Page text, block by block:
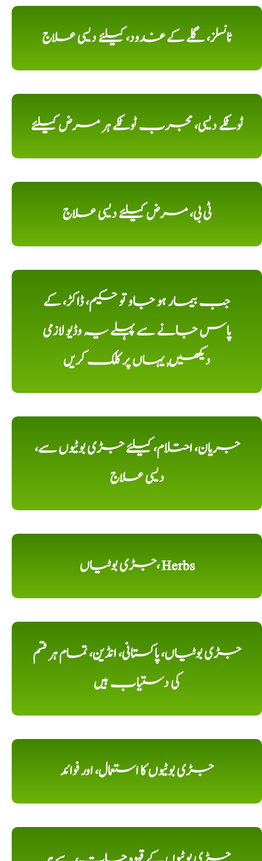
ٹانسلز، گلے کے غدود، کیلئے دیسی علاج
ٹوٹکے دیسی، مجرب ٹوٹکے ہر مرض کیلئے
ٹی بی، مرض کیلئے دیسی علاج
جب بیمار ہو جاو تو حکیم، ڈاکڑ، کے
پاس جانے سے پہلے یہ وڈیو لازمی
دیکھیں, یہاں پر کلک کریں
جریان، احتلام، کیلئے جڑی بوٹیوں سے،
دیسی علاج
جڑی بوٹیاں، Herbs
جڑی بوٹیاں، پاکستانی، انڈین، تمام ہر قسم
کی دستیاب ہیں
جڑی بوٹیوں کا استعمال، اور فوائد